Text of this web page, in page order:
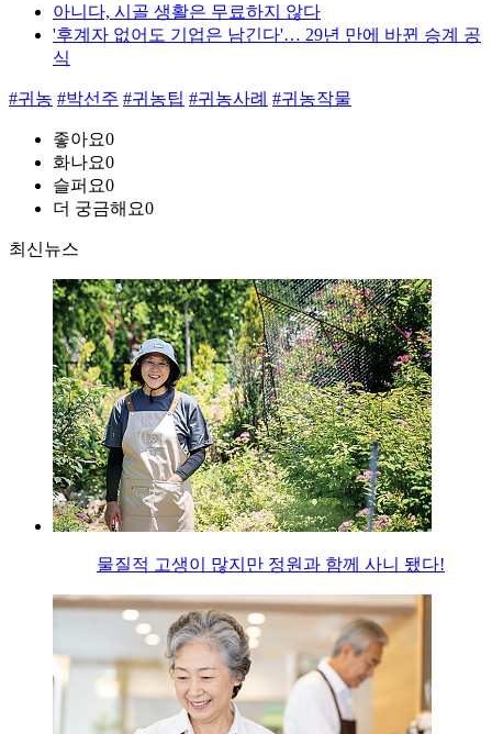
아니다, 시골 생활은 무료하지 않다
'후계자 없어도 기업은 남긴다'… 29년 만에 바뀐 승계 공
식
#귀농 #박선주 #귀농팁 #귀농사례 #귀농작물
좋아요0
화나요0
슬퍼요0
더 궁금해요0
최신뉴스
물질적 고생이 많지만 정원과 함께 사니 됐다!